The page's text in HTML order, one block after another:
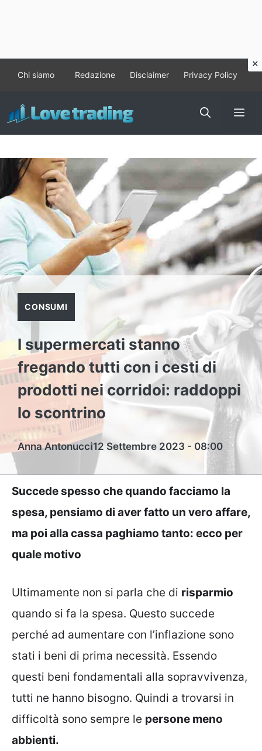
contenuto
Chi siamo Redazione Disclaimer Privacy Policy
CONSUMI
I supermercati stanno
fregando tutti con i cesti di
prodotti nei corridoi: raddoppi
lo scontrino
Anna Antonucci12 Settembre 2023 - 08:00
Succede spesso che quando facciamo la
spesa, pensiamo di aver fatto un vero affare,
ma poi alla cassa paghiamo tanto: ecco per
quale motivo
Ultimamente non si parla che di risparmio
quando si fa la spesa. Questo succede
perché ad aumentare con l’inflazione sono
stati i beni di prima necessità. Essendo
questi beni fondamentali alla sopravvivenza,
tutti ne hanno bisogno. Quindi a trovarsi in
difficoltà sono sempre le persone meno
abbienti.